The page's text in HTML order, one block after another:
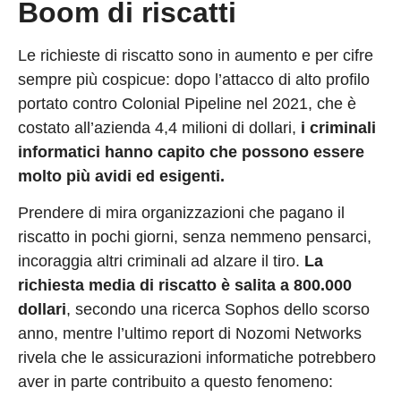
Boom di riscatti
Le richieste di riscatto sono in aumento e per cifre
sempre più cospicue: dopo l’attacco di alto profilo
portato contro Colonial Pipeline nel 2021, che è
costato all’azienda 4,4 milioni di dollari, i criminali
informatici hanno capito che possono essere
molto più avidi ed esigenti.
Prendere di mira organizzazioni che pagano il
riscatto in pochi giorni, senza nemmeno pensarci,
incoraggia altri criminali ad alzare il tiro. La
richiesta media di riscatto è salita a 800.000
dollari, secondo una ricerca Sophos dello scorso
anno, mentre l’ultimo report di Nozomi Networks
rivela che le assicurazioni informatiche potrebbero
aver in parte contribuito a questo fenomeno: